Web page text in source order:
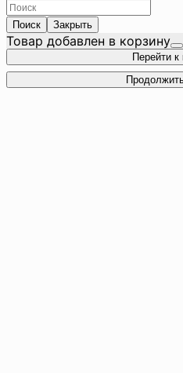
Поиск Закрыть
Товар добавлен в корзину
Перейти к